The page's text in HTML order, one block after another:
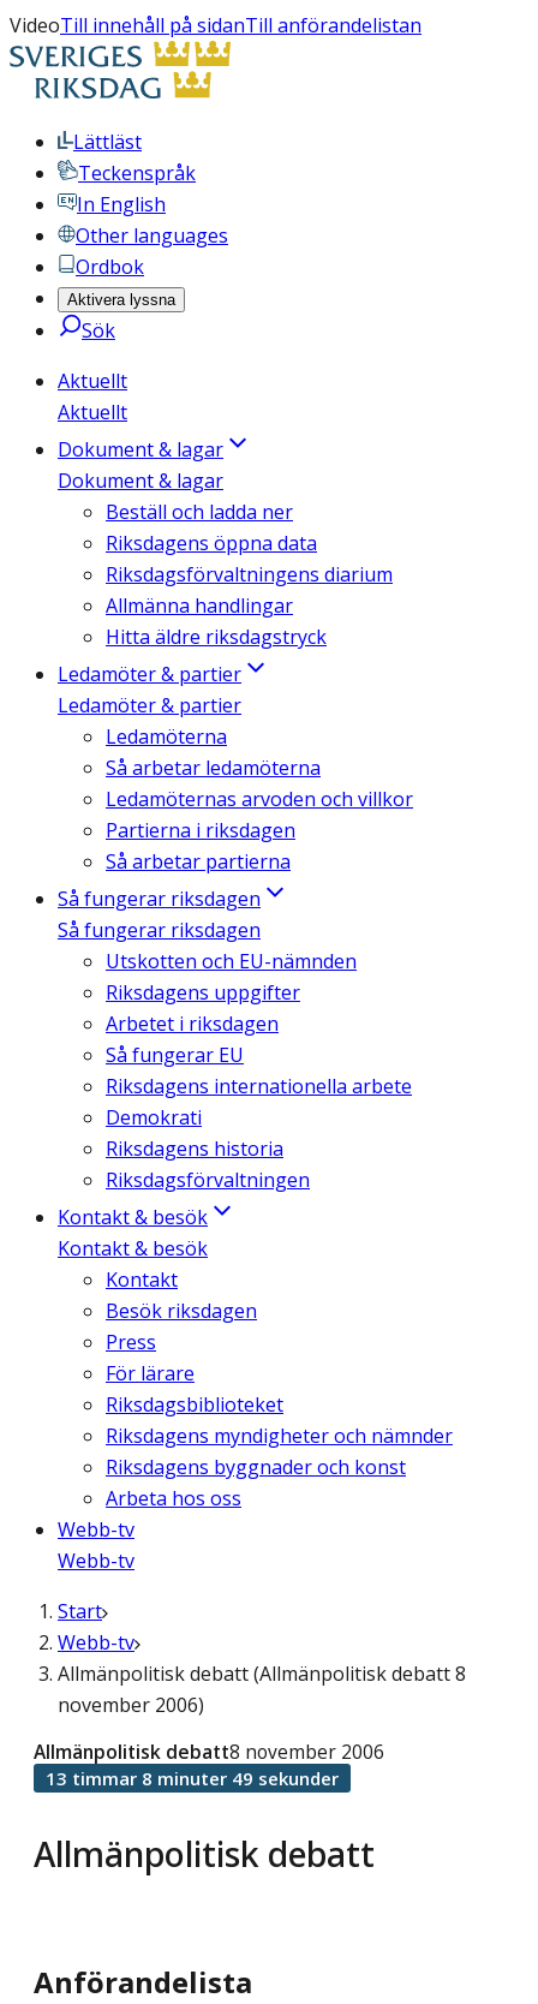
VideoTill innehåll på sidanTill anförandelistan
Lättläst
Teckenspråk
In English
Other languages
Ordbok
Aktivera lyssna
Sök
Aktuellt
Aktuellt
Dokument & lagar
Dokument & lagar
Beställ och ladda ner
Riksdagens öppna data
Riksdagsförvaltningens diarium
Allmänna handlingar
Hitta äldre riksdagstryck
Ledamöter & partier
Ledamöter & partier
Ledamöterna
Så arbetar ledamöterna
Ledamöternas arvoden och villkor
Partierna i riksdagen
Så arbetar partierna
Så fungerar riksdagen
Så fungerar riksdagen
Utskotten och EU-nämnden
Riksdagens uppgifter
Arbetet i riksdagen
Så fungerar EU
Riksdagens internationella arbete
Demokrati
Riksdagens historia
Riksdagsförvaltningen
Kontakt & besök
Kontakt & besök
Kontakt
Besök riksdagen
Press
För lärare
Riksdagsbiblioteket
Riksdagens myndigheter och nämnder
Riksdagens byggnader och konst
Arbeta hos oss
Webb-tv
Webb-tv
Start
Webb-tv
Allmänpolitisk debatt (Allmänpolitisk debatt 8
november 2006)
Allmänpolitisk debatt
Allmänpolitisk debatt8 november 2006
13 timmar 8 minuter 49 sekunder
Anförandelista